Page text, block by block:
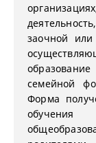
заочной
семейной
Форма